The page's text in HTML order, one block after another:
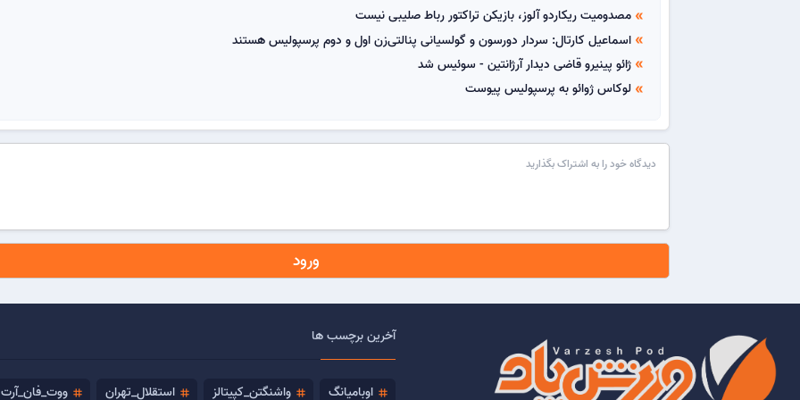
double_arrow مصدومیت ریکاردو آلوز، بازیکن تراکتور رباط صلیبی نیست
double_arrow اسماعیل کارتال: سردار دورسون و گولسیانی پنالتی‌زن اول و دوم پرسپولیس هستند
double_arrow ژائو پینیرو قاضی دیدار آرژانتین - سوئیس شد
double_arrow لوکاس ژوائو به پرسپولیس پیوست
ورود
آخرین برچسب ها
tag اوبامیانگ tag واشنگتن_کپیتالز tag استقلال_تهران tag ووت_فان_آرت